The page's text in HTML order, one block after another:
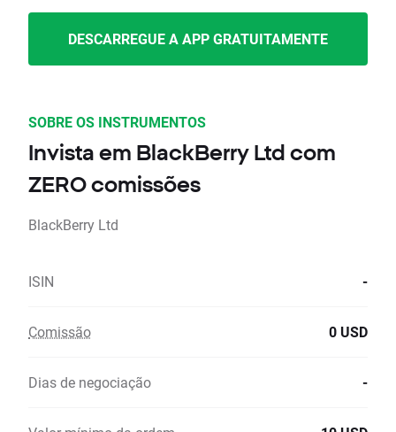
DESCARREGUE A APP GRATUITAMENTE
SOBRE OS INSTRUMENTOS
Invista em BlackBerry Ltd com
ZERO comissões
BlackBerry Ltd
ISIN -
Comissão 0 USD
Dias de negociação -